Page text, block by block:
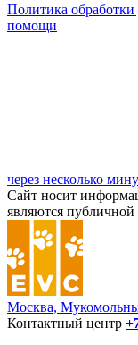
Политика
помощи
через несколько
Сайт носит
являются публичной
Москва,
Контактный центр